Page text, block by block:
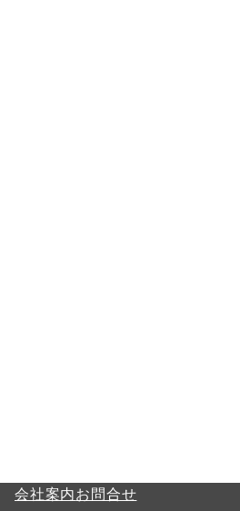
会社案内お問合せ